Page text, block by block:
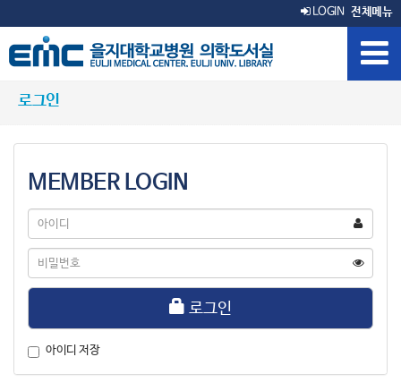
LOGIN 전체메뉴
로그인
MEMBER LOGIN
아
디
비
번
로그인
아이디 저장